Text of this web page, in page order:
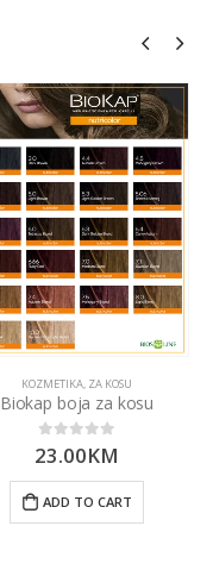
KOZMETIKA, ZA KOSU
Biokap boja za kosu
0out of 5
23.00KM
ADD TO CART